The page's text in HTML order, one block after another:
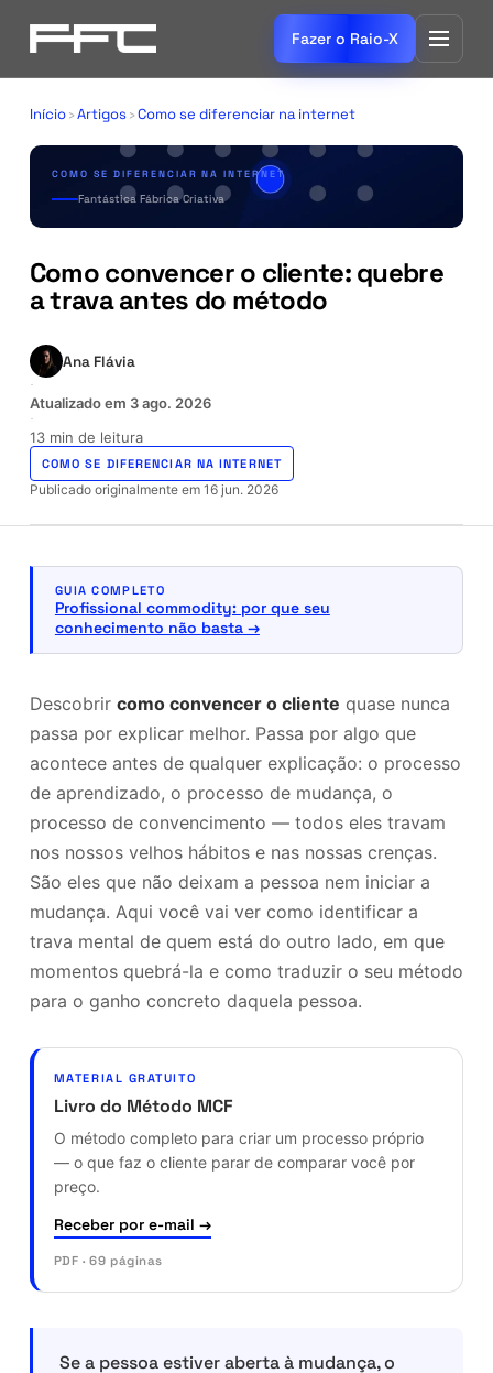
Fazer o Raio-X
Início›Artigos›Como se diferenciar na internet
COMO SE DIFERENCIAR NA INTERNET
Fantástica Fábrica Criativa
Como convencer o cliente: quebre
a trava antes do método
Ana Flávia
·
Atualizado em 3 ago. 2026
·
13 min de leitura
COMO SE DIFERENCIAR NA INTERNET
Publicado originalmente em 16 jun. 2026
GUIA COMPLETO
Profissional commodity: por que seu
conhecimento não basta
Descobrir como convencer o cliente quase nunca
passa por explicar melhor. Passa por algo que
acontece antes de qualquer explicação: o processo
de aprendizado, o processo de mudança, o
processo de convencimento — todos eles travam
nos nossos velhos hábitos e nas nossas crenças.
São eles que não deixam a pessoa nem iniciar a
mudança. Aqui você vai ver como identificar a
trava mental de quem está do outro lado, em que
momentos quebrá-la e como traduzir o seu método
para o ganho concreto daquela pessoa.
MATERIAL GRATUITO
Livro do Método MCF
O método completo para criar um processo próprio
— o que faz o cliente parar de comparar você por
preço.
Receber por e-mail →
PDF · 69 páginas
Se a pessoa estiver aberta à mudança, o